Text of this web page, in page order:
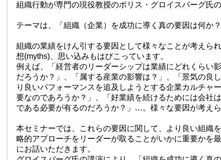
組織行動が専門の現役教授のボリス・グロイスバーグ氏
テーマは、「組織（企業）を成功に導く真の要因は何か
組織の業績をけん引する要因として様々なことが考えら
想(myths)、思い込みもはびこっています。
例えば、「経営者のリーダーシップは業績にどれくらい
だろうか？」、「属する産業の影響は？」、「景気の良
り良いパフォーマンスを追及しようとする企業カルチャ
要なのであろうか？」、「好業績を続けるためには会社
である必要が有るのだろうか？」…。様々な要因が考え
本セミナーでは、これらの要因に関して、より良い組織
略的アプローチをリーダーが取ることがいかに重要かを
にお話いただきます。